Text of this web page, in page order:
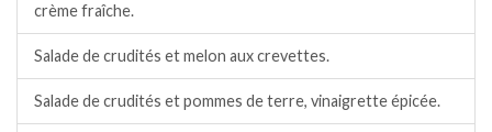
crème fraîche.
Salade de crudités et melon aux crevettes.
Salade de crudités et pommes de terre, vinaigrette épicée.